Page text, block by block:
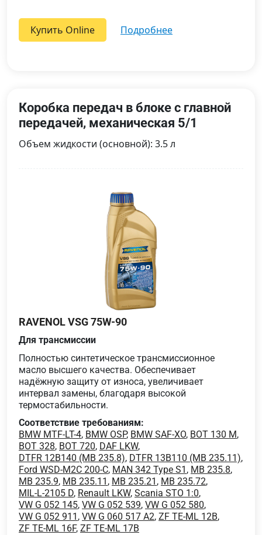
Купить Online подробнее
Коробка передач в блоке с главной
передачей, механическая 5/1
Объем жидкости (основной): 3.5 л
RAVENOL VSG 75W-90
Для трансмиссии
Полностью синтетическое трансмиссионное
масло высшего качества. Обеспечивает
надёжную защиту от износа, увеличивает
интервал замены, благодаря высокой
термостабильности.
Соответствие требованиям:
BMW MTF-LT-4, BMW OSP, BMW SAF-XO, BOT 130 M,
BOT 328, BOT 720, DAF LKW,
DTFR 12B140 (MB 235.8), DTFR 13B110 (MB 235.11),
Ford WSD-M2C 200-C, MAN 342 Type S1 , MB 235.8,
MB 235.9, MB 235.11 , MB 235.21 , MB 235.72,
MIL-L-2105 D, Renault LKW, Scania STO 1:0,
VW G 052 145, VW G 052 539, VW G 052 580,
VW G 052 911 , VW G 060 517 A2, ZF TE-ML 12B,
ZF TE-ML 16F, ZF TE-ML 17B